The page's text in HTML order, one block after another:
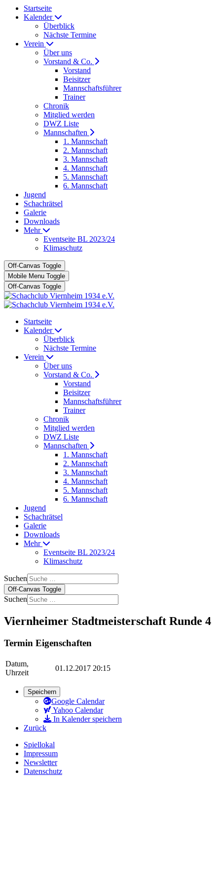
Startseite
Kalender
Überblick
Nächste Termine
Verein
Über uns
Vorstand & Co.
Vorstand
Beisitzer
Mannschaftsführer
Trainer
Chronik
Mitglied werden
DWZ Liste
Mannschaften
1. Mannschaft
2. Mannschaft
3. Mannschaft
4. Mannschaft
5. Mannschaft
6. Mannschaft
Jugend
Schachrätsel
Galerie
Downloads
Mehr
Eventseite BL 2023/24
Klimaschutz
Off-Canvas Toggle
Mobile Menu Toggle
Off-Canvas Toggle
Startseite
Kalender
Überblick
Nächste Termine
Verein
Über uns
Vorstand & Co.
Vorstand
Beisitzer
Mannschaftsführer
Trainer
Chronik
Mitglied werden
DWZ Liste
Mannschaften
1. Mannschaft
2. Mannschaft
3. Mannschaft
4. Mannschaft
5. Mannschaft
6. Mannschaft
Jugend
Schachrätsel
Galerie
Downloads
Mehr
Eventseite BL 2023/24
Klimaschutz
Suchen
Off-Canvas Toggle
Suchen
Viernheimer Stadtmeisterschaft Runde 4
Termin Eigenschaften
Datum,
Uhrzeit
01.12.2017 20:15
Speichern
Google Calendar
Yahoo Calendar
In Kalender speichern
Zurück
Spiellokal
Impressum
Newsletter
Datenschutz